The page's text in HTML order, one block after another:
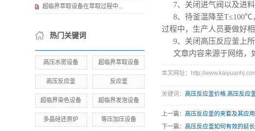
超临界萃取设备在萃取过程中...
热门关键词
高压水密设备 超临界萃取设备
高压反应釜 反应釜
超临界染色设备 超临界发泡设备
多晶硅还原炉 等压加压设备
7、关闭进气阀以及进
8、待釜温降至T≤100℃
过程中，生产人员要做好相
9、关闭高压反应釜上
文章内容来源于网络，
本文网址：http://
关键词： 高压反应釜价格,高压反应
上一篇： 高压反应釜的夹套及其应用
下一篇： 高压反应釜如何有效的延